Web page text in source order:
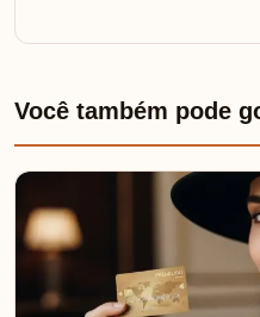
Você também pode